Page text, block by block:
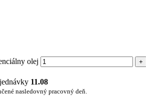
olej
11.08
nasledovný pracovný deň.